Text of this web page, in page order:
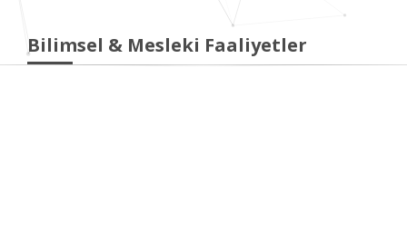
Bilimsel & Mesleki Faaliyetler